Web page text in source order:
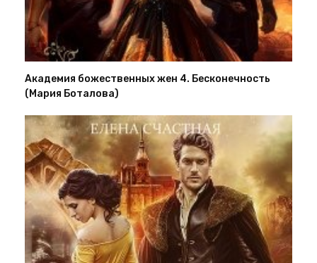
Академия божественных жен 4. Бесконечность
(Мария Боталова)